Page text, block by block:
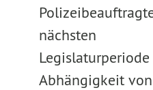
nächsten
Abhängigkeit